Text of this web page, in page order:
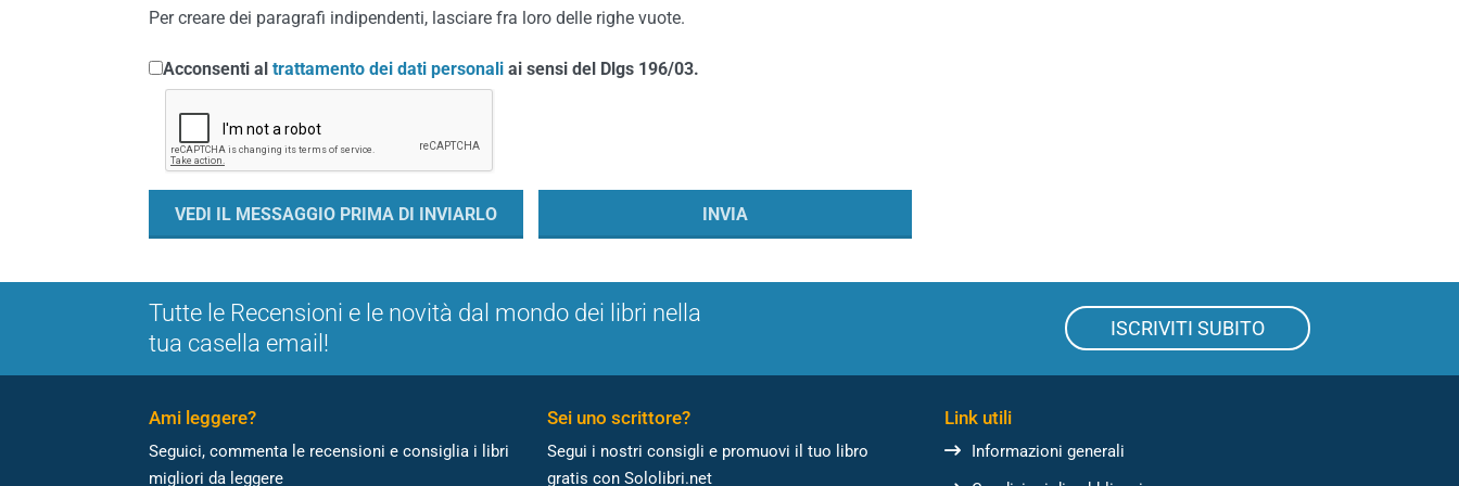
Per creare dei paragrafi indipendenti, lasciare fra loro delle righe vuote.
Acconsenti al trattamento dei dati personali ai sensi del Dlgs 196/03.
Tutte le Recensioni e le novità dal mondo dei libri nella
tua casella email!
ISCRIVITI SUBITO
Ami leggere?
Seguici, commenta le recensioni e consiglia i libri
migliori da leggere
Sei uno scrittore?
Segui i nostri consigli e promuovi il tuo libro
gratis con Sololibri.net
Link utili
Informazioni generali